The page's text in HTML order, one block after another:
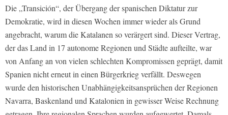
Die „Transición“, der Übergang der spanischen Diktatur zur
Demokratie, wird in diesen Wochen immer wieder als Grund
angebracht, warum die Katalanen so verärgert sind. Dieser Vertrag,
der das Land in 17 autonome Regionen und Städte aufteilte, war
von Anfang an von vielen schlechten Kompromissen geprägt, damit
Spanien nicht erneut in einen Bürgerkrieg verfällt. Deswegen
wurde den historischen Unabhängigkeitsansprüchen der Regionen
Navarra, Baskenland und Katalonien in gewisser Weise Rechnung